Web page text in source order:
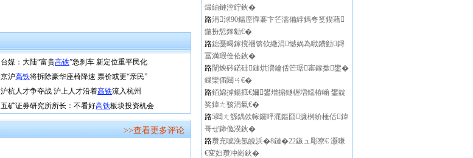
台媒：大陆“富贵高铁”急刹车 新定位重平民化
京沪高铁将拆除豪华座椅降速 票价或更“亲民”
沪杭人才争夺战 沪上人才沿着高铁流入杭州
五矿证券研究所所长：不看好高铁板块投资机会
>>查看更多评论
熶紬鏈涳紵鈥�
路涓浗90鍚庢憚褰卞笀濡備綍鎷夸笅鍥藉
鍦扮悊鎽勨€�
路鎴戞暍鎵撹祵锛佽繖涓憾娲為噷鐨勭鐞
冨満瑕佺伀鈥�
路闈炴硶鍩硅鏈烘瀯鑰佸笀琚寚鎵撳鐢�
鏁欒偛閮ㄢ€�
路銆婂摢鍚掋€嬭鐢熷搧鐩楃増鐚栫崡 鐢靛
奖鍏ㄤ骇涓氣€�
路5閮ㄤ綔鍝佽幏鑼呯浘鏂囧濂栵紒棰佸鍏
哥ぜ鍗佹湀鈥�
路瓒充唬浼氬皢浜�8鏈�22鏃ュ彫寮€ 灏嗛
€変妇瓒冲崗鈥�